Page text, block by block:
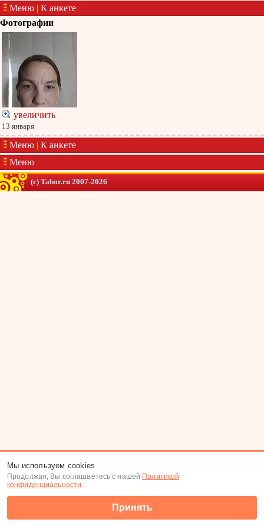
Меню | К анкете
Фотографии
увеличить
13 января
Меню | К анкете
Меню
(c) Tabor.ru 2007-2026
Мы используем cookies
Продолжая, Вы соглашаетесь с нашей Политикой
конфиденциальности.
Принять